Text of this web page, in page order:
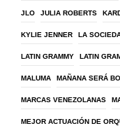
JLO JULIA ROBERTS
KYLIE JENNER LA
LATIN GRAMMY LATIN
MALUMA MAÑANA SERÁ
MARCAS VENEZOLANAS
MEJOR ACTUACIÓN DE